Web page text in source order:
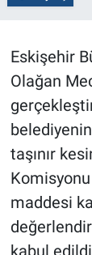
Eskişehir
Olağan
taşınır
maddesi
kabul